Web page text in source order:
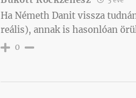
Ha Németh Danit vissza
reális), annak is hasonlóan
0